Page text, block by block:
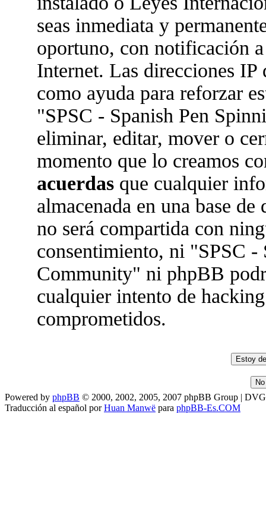
seas inmediata y
oportuno, con notificación
Internet. Las direcciones IP
como ayuda para reforzar
"SPSC - Spanish Pen
eliminar, editar, mover o
momento que lo creamos
acuerdas que cualquier
almacenada en una base
no será compartida con
consentimiento, ni "SPSC -
Community" ni phpBB
cualquier intento de
comprometidos.
Powered by phpBB © 2000, 2002, 2005, 2007 phpBB Group |
Traducción al español porHuan Manwë para phpBB-Es.COM